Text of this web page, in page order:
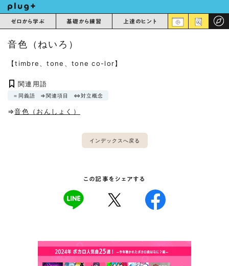
ゼロから学ぶ 基礎から練習 上達のヒント
音色（ねいろ）
【timbre、tone、tone co-lor】
関連用語
＝同義語 ⇒関連項目 ⇔対立概念
⇒音色（おんしょく）
インデックスへ戻る
この記事をシェアする